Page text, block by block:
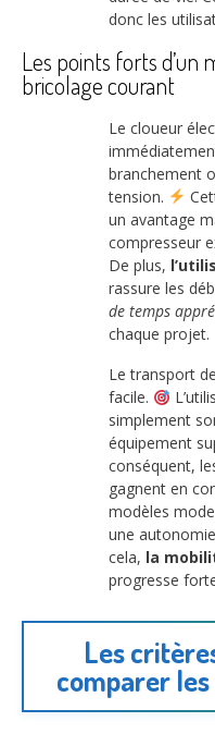
donc les
Les points forts d’un
bricolage courant
Le cloueur
branchement
tension.
un avantage
compresseur
De plus,
rassure les
de temps
chaque projet.
Le transport
facile.
simplement
équipement
conséquent,
gagnent en
modèles
une
cela, la
progresse
Les
comparer